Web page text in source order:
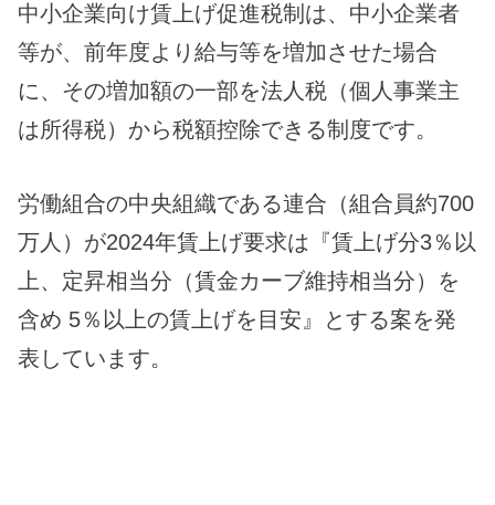
中小企業向け賃上げ促進税制は、中小企業者
等が、前年度より給与等を増加させた場合
に、その増加額の一部を法人税（個人事業主
は所得税）から税額控除できる制度です。
労働組合の中央組織である連合（組合員約700
万人）が2024年賃上げ要求は『賃上げ分3％以
上、定昇相当分（賃金カーブ維持相当分）を
含め 5％以上の賃上げを目安』とする案を発
表しています。